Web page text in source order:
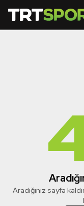
Aradığınız sayfa